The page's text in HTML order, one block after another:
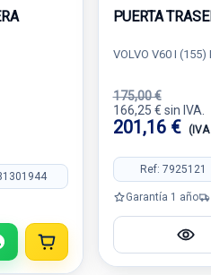
PUERTA
VOLVO V60 I (155)
175,00 €
166,25 € sin IVA.
201,16 €
Ref: 7925121
Garantía 1 año